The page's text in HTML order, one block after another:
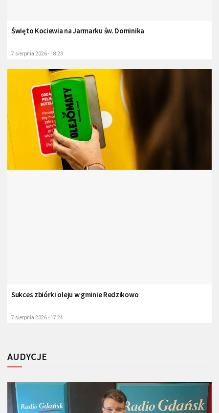
Święto Kociewia na Jarmarku św. Dominika
7 sierpnia 2026 - 18:23
Sukces zbiórki oleju w gminie Redzikowo
7 sierpnia 2026 - 17:24
AUDYCJE